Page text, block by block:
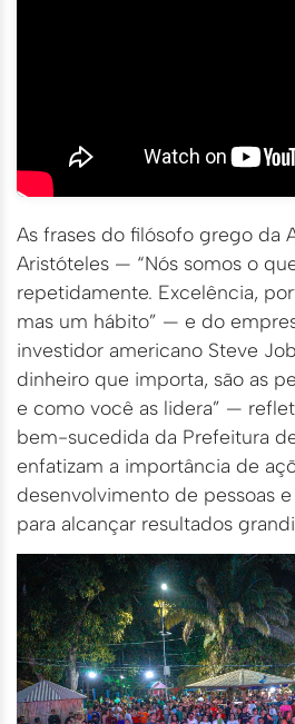
As frases do filósofo grego da
Aristóteles — “Nós somos o
repetidamente. Excelência,
mas um hábito” — e do
investidor americano Steve
dinheiro que importa, são as
e como você as lidera” —
bem-sucedida da Prefeitura
enfatizam a importância de
desenvolvimento de pessoas
para alcançar resultados